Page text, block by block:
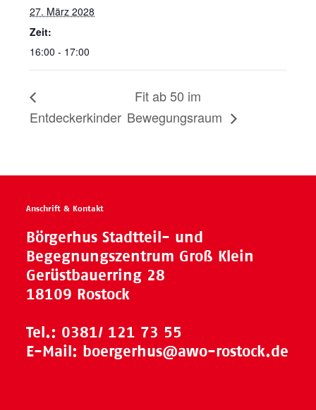
27. März 2028
Zeit:
16:00 - 17:00
Entdeckerkinder
Fit ab 50 im
Bewegungsraum
Anschrift & Kontakt
Börgerhus Stadtteil- und
Begegnungszentrum Groß Klein
Gerüstbauerring 28
18109 Rostock
Tel.: 0381/ 121 73 55
E-Mail: boergerhus@awo-rostock.de